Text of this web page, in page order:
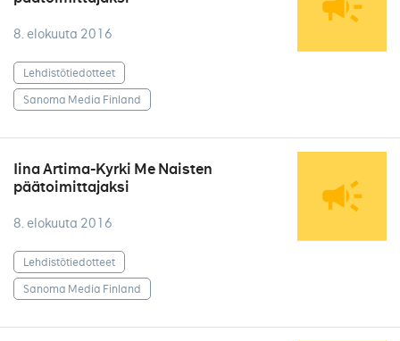
8. elokuuta 2016
Lehdistötiedotteet
Sanoma Media Finland
Iina Artima-Kyrki Me Naisten
päätoimittajaksi
8. elokuuta 2016
Lehdistötiedotteet
Sanoma Media Finland